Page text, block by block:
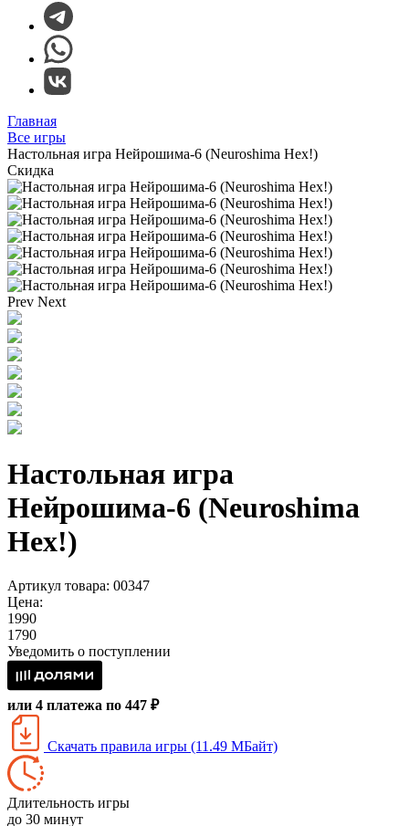
Главная
Все игры
Настольная игра Нейрошима-6 (Neuroshima Hex!)
Скидка
Prev Next
Настольная игра
Нейрошима-6 (Neuroshima
Hex!)
Артикул товара: 00347
Цена:
1990
1790
Уведомить о поступлении
или 4 платежа по 447 ₽
Скачать правила игры (11.49 МБайт)
Длительность игры
до 30 минут